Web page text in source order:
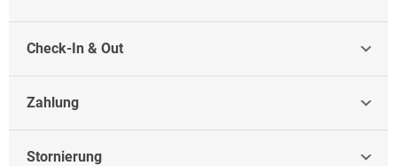
Check-In & Out
Zahlung
Stornierung